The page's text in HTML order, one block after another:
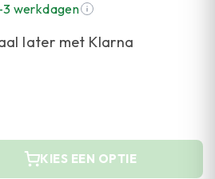
3 werkdagen
later met Klarna
KIES EEN OPTIE